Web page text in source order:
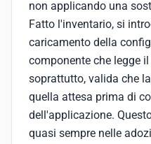
non applicando una
Fatto l'inventario, si
caricamento della
componente che legge
soprattutto, valida che
quella attesa prima di
dell'applicazione.
quasi sempre nelle